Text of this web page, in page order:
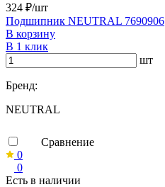
324 ₽/шт
Подшипник NEUTRAL 7690906
В корзину
В 1 клик
шт
Бренд:
NEUTRAL
Сравнение
0
0
Есть в наличии